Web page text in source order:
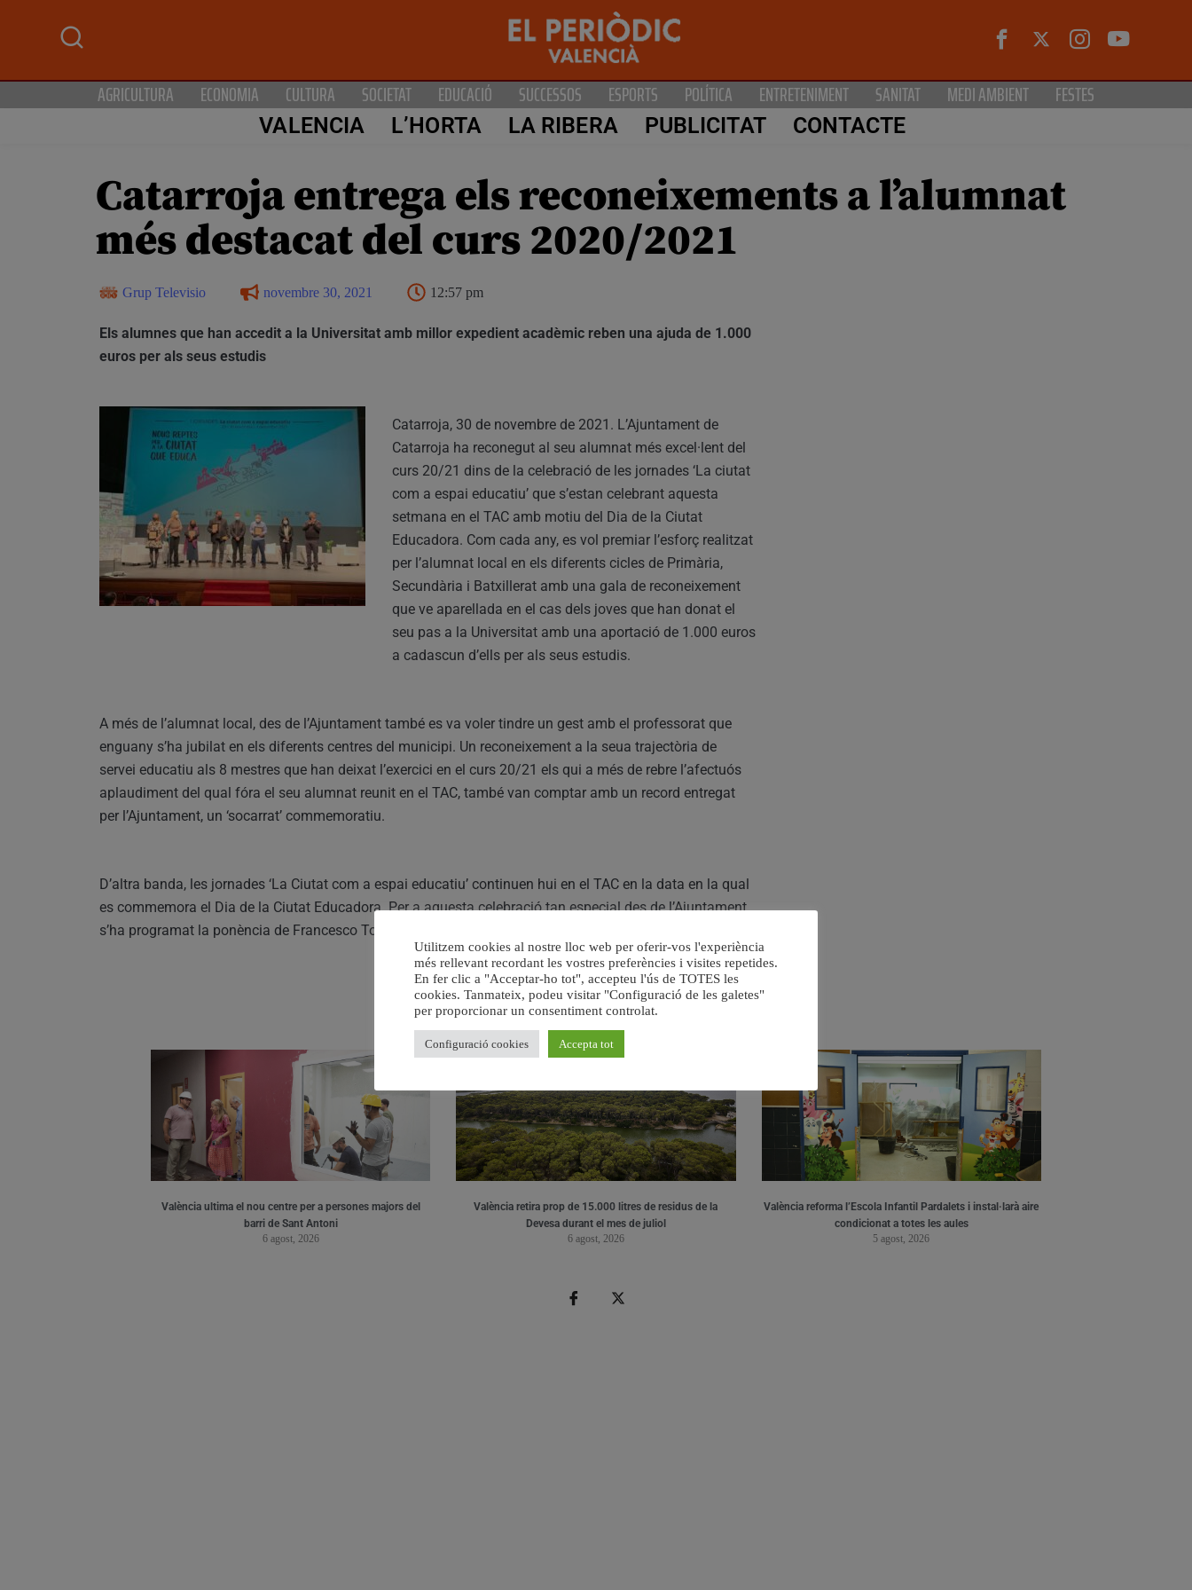
AGRICULTURA ECONOMIA CULTURA SOCIETAT EDUCACIÓ SUCCESSOS ESPORTS POLÍTICA ENTRETENIMENT SANITAT MEDI AMBIENT FESTES
VALENCIA L’HORTA LA RIBERA PUBLICITAT CONTACTE
Catarroja entrega els reconeixements a l’alumnat
més destacat del curs 2020/2021
Grup Televisio novembre 30, 2021 12:57 pm
Els alumnes que han accedit a la Universitat amb millor expedient acadèmic reben una ajuda de 1.000
euros per als seus estudis
Catarroja, 30 de novembre de 2021. L’Ajuntament de
Catarroja ha reconegut al seu alumnat més excel·lent del
curs 20/21 dins de la celebració de les jornades ‘La ciutat
com a espai educatiu’ que s’estan celebrant aquesta
setmana en el TAC amb motiu del Dia de la Ciutat
Educadora. Com cada any, es vol premiar l’esforç realitzat
per l’alumnat local en els diferents cicles de Primària,
Secundària i Batxillerat amb una gala de reconeixement
que ve aparellada en el cas dels joves que han donat el
seu pas a la Universitat amb una aportació de 1.000 euros
a cadascun d’ells per als seus estudis.
A més de l’alumnat local, des de l’Ajuntament també es va voler tindre un gest amb el professorat que
enguany s’ha jubilat en els diferents centres del municipi. Un reconeixement a la seua trajectòria de
servei educatiu als 8 mestres que han deixat l’exercici en el curs 20/21 els qui a més de rebre l’afectuós
aplaudiment del qual fóra el seu alumnat reunit en el TAC, també van comptar amb un record entregat
per l’Ajuntament, un ‘socarrat’ commemoratiu.
D’altra banda, les jornades ‘La Ciutat com a espai educatiu’ continuen hui en el TAC en la data en la qual
es commemora el Dia de la Ciutat Educadora. Per a aquesta celebració tan especial des de l’Ajuntament
s’ha programat la ponència de Francesco Tonnuci, un referent en el camp educatiu.
RELACIONAT
València ultima el nou centre per a persones majors del
barri de Sant Antoni
6 agost, 2026
València retira prop de 15.000 litres de residus de la
Devesa durant el mes de juliol
6 agost, 2026
València reforma l’Escola Infantil Pardalets i instal·larà aire
condicionat a totes les aules
5 agost, 2026
Utilitzem cookies al nostre lloc web per oferir-vos l'experiència
més rellevant recordant les vostres preferències i visites repetides.
En fer clic a "Acceptar-ho tot", accepteu l'ús de TOTES les
cookies. Tanmateix, podeu visitar "Configuració de les galetes"
per proporcionar un consentiment controlat.
Configuració cookies Accepta tot